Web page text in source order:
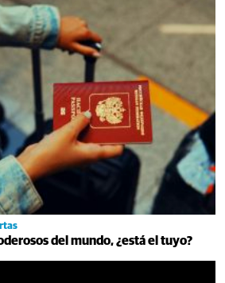
del mundo, ¿está el tuyo?